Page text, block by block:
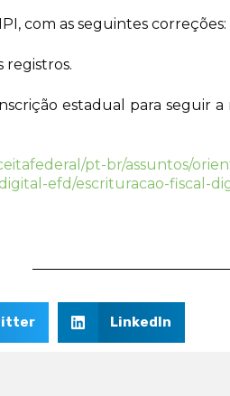
com as seguintes correções:
registros.
estadual para seguir
pt-br/assuntos/
efd/escrituracao-fiscal-
LinkedIn